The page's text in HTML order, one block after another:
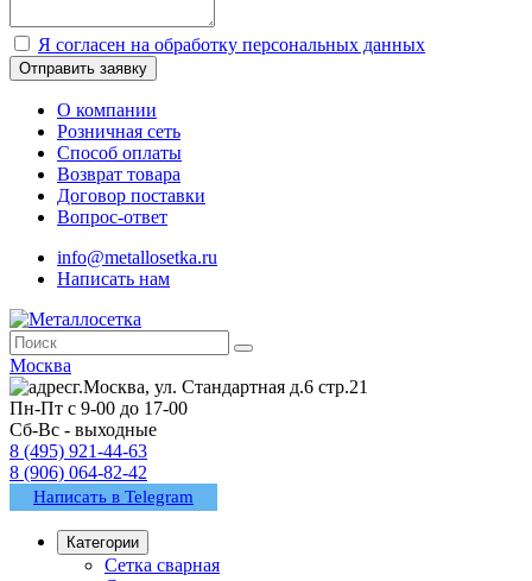
Я согласен на обработку персональных данных
Отправить заявку
О компании
Розничная сеть
Способ оплаты
Возврат товара
Договор поставки
Вопрос-ответ
info@metallosetka.ru
Написать нам
Москва
г.Москва, ул. Стандартная д.6 стр.21
Пн-Пт с 9-00 до 17-00
Сб-Вс - выходные
8 (495) 921-44-63
8 (906) 064-82-42
Написать в Telegram
Категории
Сетка сварная